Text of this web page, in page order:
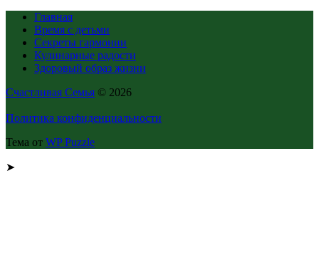
Главная
Время с детьми
Секреты гармонии
Кулинарные радости
Здоровый образ жизни
Счастливая Семья © 2026
Политика конфиденциальности
Тема от WP Puzzle
➤